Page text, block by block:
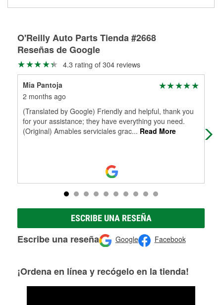
partes de reemplazo correctas para tu reparación.
Rectificación de tambores y discos de freno
O'Reilly Auto Parts Tienda #2668
Reseñas de Google
4.3 rating of 304 reviews
Mia Pantoja
2 months ago
(Translated by Google) Friendly and helpful, thank you
for your assistance; they have everything you need.
(Original) Amables serviciales grac... Read More
ESCRIBE UNA RESEÑA
Escribe una reseña Google Facebook
¡Ordena en línea y recógelo en la tienda!